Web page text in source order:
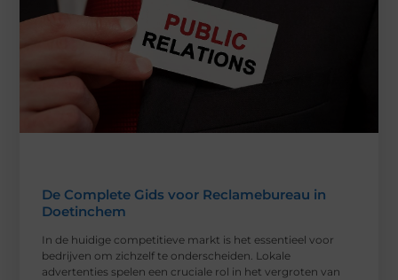
De Complete Gids voor Reclamebureau in
Doetinchem
In de huidige competitieve markt is het essentieel voor
bedrijven om zichzelf te onderscheiden. Lokale
advertenties spelen een cruciale rol in het vergroten van